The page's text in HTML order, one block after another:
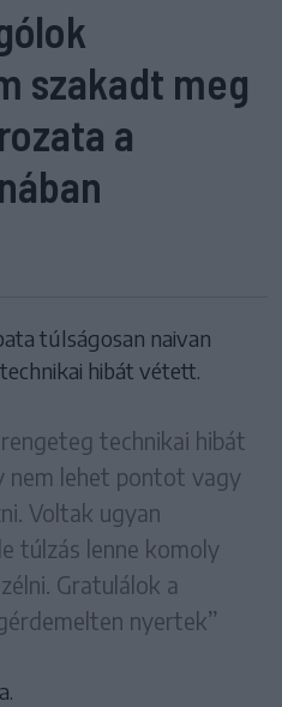
szakadt meg
a
túlságosan naivan
hibát vétett.
technikai hibát
nem lehet pontot vagy
Voltak ugyan
túlzás lenne komoly
Gratulálok a
nyertek”